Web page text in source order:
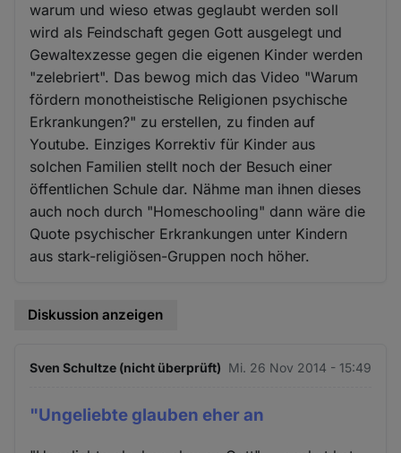
warum und wieso etwas geglaubt werden soll
wird als Feindschaft gegen Gott ausgelegt und
Gewaltexzesse gegen die eigenen Kinder werden
"zelebriert". Das bewog mich das Video "Warum
fördern monotheistische Religionen psychische
Erkrankungen?" zu erstellen, zu finden auf
Youtube. Einziges Korrektiv für Kinder aus
solchen Familien stellt noch der Besuch einer
öffentlichen Schule dar. Nähme man ihnen dieses
auch noch durch "Homeschooling" dann wäre die
Quote psychischer Erkrankungen unter Kindern
aus stark-religiösen-Gruppen noch höher.
Diskussion anzeigen
Sven Schultze (nicht überprüft) Mi. 26 Nov 2014 - 15:49
"Ungeliebte glauben eher an